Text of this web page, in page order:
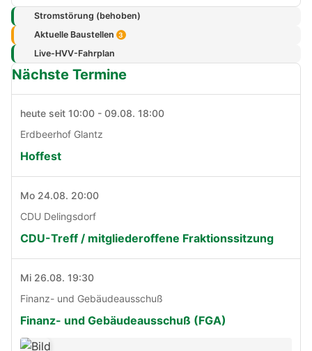
Stromstörung (behoben)
Aktuelle Baustellen 3
Live-HVV-Fahrplan
Nächste Termine
heute seit 10:00 - 09.08. 18:00
Erdbeerhof Glantz
Hoffest
Mo 24.08. 20:00
CDU Delingsdorf
CDU-Treff / mitgliederoffene Fraktionssitzung
Mi 26.08. 19:30
Finanz- und Gebäudeausschuß
Finanz- und Gebäudeausschuß (FGA)